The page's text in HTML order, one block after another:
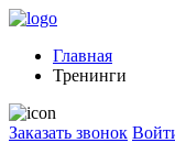
Главная
Тренинги
Заказать звонок